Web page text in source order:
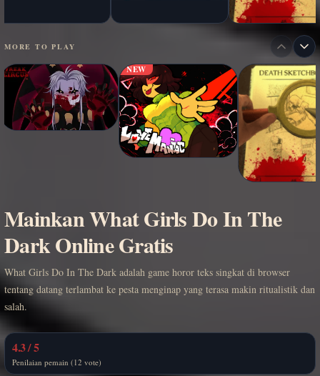
MORE TO PLAY
NEW
Mainkan What Girls Do In The
Dark Online Gratis
What Girls Do In The Dark adalah game horor teks singkat di browser
tentang datang terlambat ke pesta menginap yang terasa makin ritualistik dan
salah.
4.3 / 5
Penilaian pemain (12 vote)